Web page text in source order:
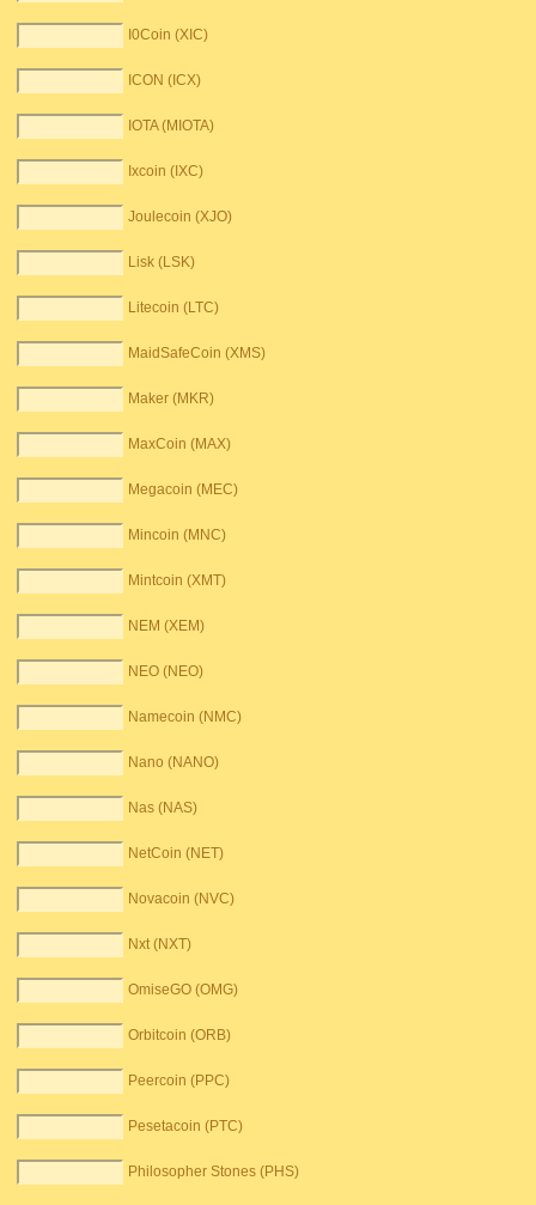
I0Coin (XIC)
ICON (ICX)
IOTA (MIOTA)
Ixcoin (IXC)
Joulecoin (XJO)
Lisk (LSK)
Litecoin (LTC)
MaidSafeCoin (XMS)
Maker (MKR)
MaxCoin (MAX)
Megacoin (MEC)
Mincoin (MNC)
Mintcoin (XMT)
NEM (XEM)
NEO (NEO)
Namecoin (NMC)
Nano (NANO)
Nas (NAS)
NetCoin (NET)
Novacoin (NVC)
Nxt (NXT)
OmiseGO (OMG)
Orbitcoin (ORB)
Peercoin (PPC)
Pesetacoin (PTC)
Philosopher Stones (PHS)